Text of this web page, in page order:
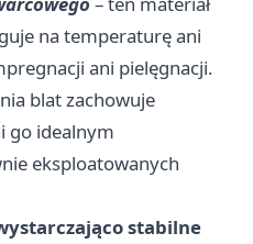
na temperaturę ani
ani pielęgnacji.
blat zachowuje
go idealnym
eksploatowanych
stabilne